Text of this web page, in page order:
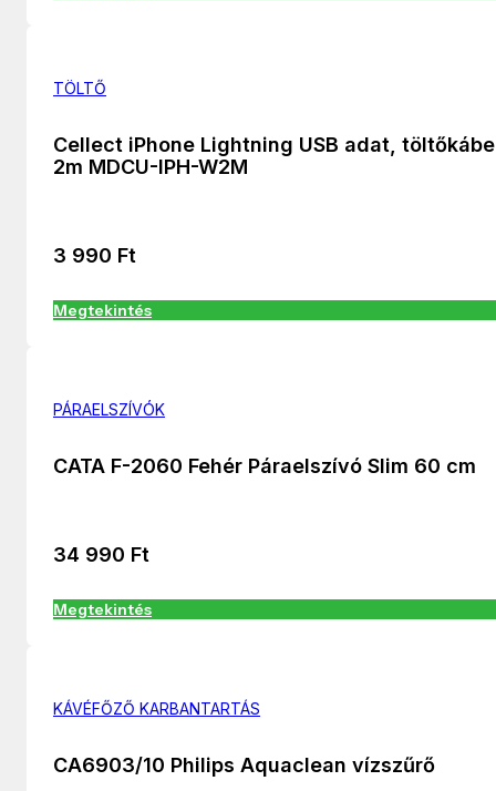
TÖLTŐ
Cellect iPhone Lightning USB adat,
2m MDCU-IPH-W2M
3 990 Ft
Megtekintés
PÁRAELSZÍVÓK
CATA F-2060 Fehér Páraelszívó Slim 60 cm
34 990 Ft
Megtekintés
KÁVÉFŐZŐ KARBANTARTÁS
CA6903/10 Philips Aquaclean vízszűrő